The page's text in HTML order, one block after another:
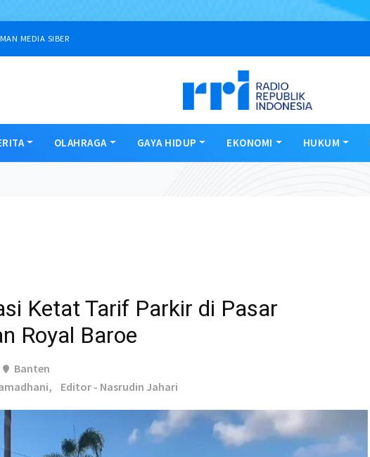
MEDIA SIBER
OLAHRAGA GAYA HIDUP EKONOMI HUKUM
Ketat Tarif Parkir di Pasar
Royal Baroe
Banten
Editor - Nasrudin Jahari